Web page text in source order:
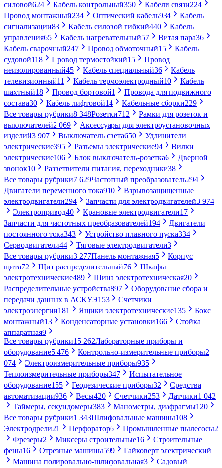
силовой624 Кабель контрольный350 Кабели связи224
Провод монтажный234 Оптический кабель934
Кабель
сигнализации83 Кабель силовой гибкий440
Кабель
управления65 Кабель нагревательный57 Витая пара36
Кабель сварочный247 Провод обмоточный15
Кабель
судовой118 Провод термостойкий15
Провод
неизолированный45 Кабель специальный36
Кабель
телевизионный11 Кабель термоэлектродный10
Кабель
шахтный18 Провод бортовой1
Провода для подвижного
состава30 Кабель лифтовой14 Кабельные сборки229
Все товары рубрики8 348Розетки712
Рамки для розеток и
выключателей2 069
Аксессуары для электроустановочных
изделий3 907 Выключатель света650
Удлинители
электрические395 Разъемы электрические94
Вилки
электрические106 Блок выключатель-розетка6
Дверной
звонок10 Разветвители питания, переходники38
Все товары рубрики7 629Частотный преобразователь294
Двигатели переменного тока910
Взрывозащищенные
электродвигатели294 Запчасти для электродвигателей3 974
Электропривод40 Крановые электродвигатели17
Запчасти для частотных преобразователей194
Двигатели
постоянного тока343 Устройство плавного пуска334
Серводвигатели44 Тяговые электродвигатели3
Все товары рубрики3 277Панель монтажная5
Корпус
щита72 Щит распределительный76
Шкафы
электротехнические489 Шина электротехническая20
Распределительные устройства897
Оборудование сбора и
передачи данных в АСКУЭ153
Счетчики
электроэнергии181 Ящики электротехнические135
Бокс
монтажный13 Конденсаторные установки166
Стойка
аппаратная9
Все товары рубрики15 262Лабораторные приборы и
оборудование5 476 Контрольно-измерительные приборы2
074
Электроизмерительные приборы935
Теплоизмерительные приборы347
Испытательное
оборудование155 Геодезические приборы32
Средства
автоматизации936 Весы420 Счетчики253 Датчики1 042
Таймеры, секундомеры383 Манометры, диафрагмы120
Все товары рубрики1 343Шлифовальные машины108
Электродрели21 Перфоратор6 Промышленные пылесосы2
Фрезеры2 Миксеры строительные16
Строительные
фены16 Отрезные машины599
Гайковерт электрический
Машина полировально-шлифовальная3
Садовый